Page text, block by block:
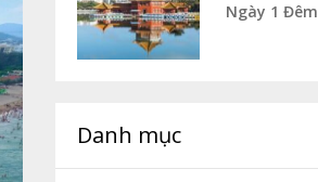
Ngày 1 Đêm
Danh mục